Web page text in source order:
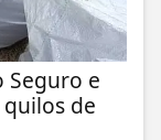
Seguro e
de